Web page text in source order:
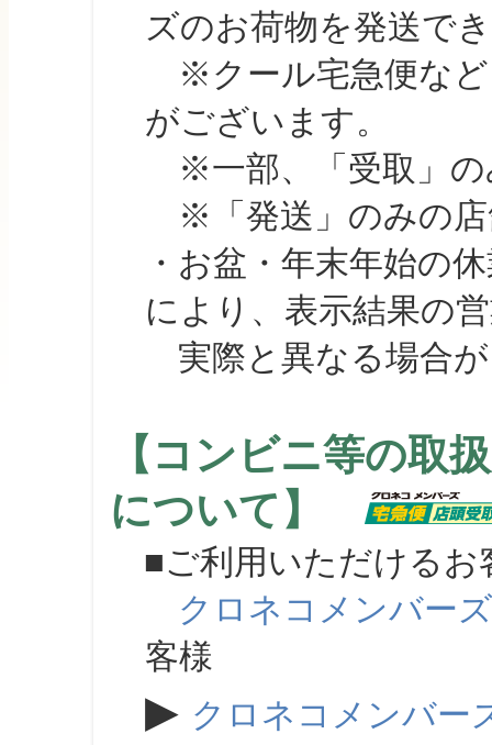
ズのお荷物を発送で
※クール宅急便など
がございます。
※一部、「受取」の
※「発送」のみの店
・お盆・年末年始の
により、表示結果の
実際と異なる場合が
【コンビニ等の取
について】
■ご利用いただけるお
クロネコメンバーズ
客様
▶ クロネコメンバー